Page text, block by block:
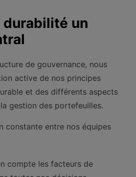
durabilité un
de gouvernance, nous
active de nos principes
et des différents aspects
gestion des portefeuilles.
constante entre nos équipes
compte les facteurs de